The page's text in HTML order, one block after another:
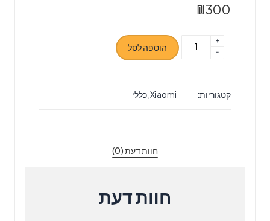
₪300
כמות
note
-
+
הוספה לסל
קטגוריות: Xiaomi כללי
חוות דעת (0)
חוות דעת